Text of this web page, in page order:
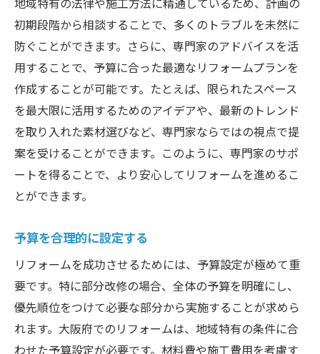
将来を見据えたリフォーム戦略
大阪府特有の需要に応える改修
資産価値評価に影響する要因
環境に配慮したリフォームの重要性
部分改修で得られる経済的効果
大阪府のリフォーム体験談: 部分改修で実現する
理想の住まい
住人が語るリフォームのメリット
部分改修で生活の質が向上した事例
住まいの変化を実感した瞬間
理想の住まいを実現するためのヒント
リフォーム成功の秘訣: 大阪府で部分改修を行う
際のポイント
初期段階から相談することで、多くのトラブルを未然に
防ぐことができます。さらに、専門家のアドバイスを活
用することで、予算に合った最適なリフォームプランを
作成することが可能です。たとえば、限られたスペース
を最大限に活用するためのアイデアや、最新のトレンド
を取り入れた素材選びなど、専門家ならではの視点で提
案を受けることができます。このように、専門家のサポ
ートを得ることで、より安心してリフォームを進めるこ
とができます。
予算を合理的に設定する
リフォームを成功させるためには、予算設定が極めて重
要です。特に部分改修の場合、全体の予算を明確にし、
優先順位をつけて必要な部分から実施することが求めら
れます。大阪府でのリフォームは、地域特有の条件に合
わせた予算設定が必要です。材料費や施工費用を考慮す